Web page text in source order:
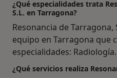
¿Qué especialidades trata
S.L. en Tarragona?
Resonancia de
equipo en Tarragona que
especialidades: Radiología.
¿Qué servicios realiza